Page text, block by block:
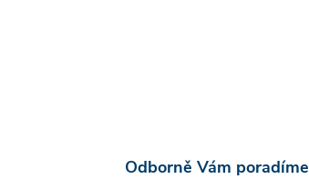
Odborně Vám poradíme